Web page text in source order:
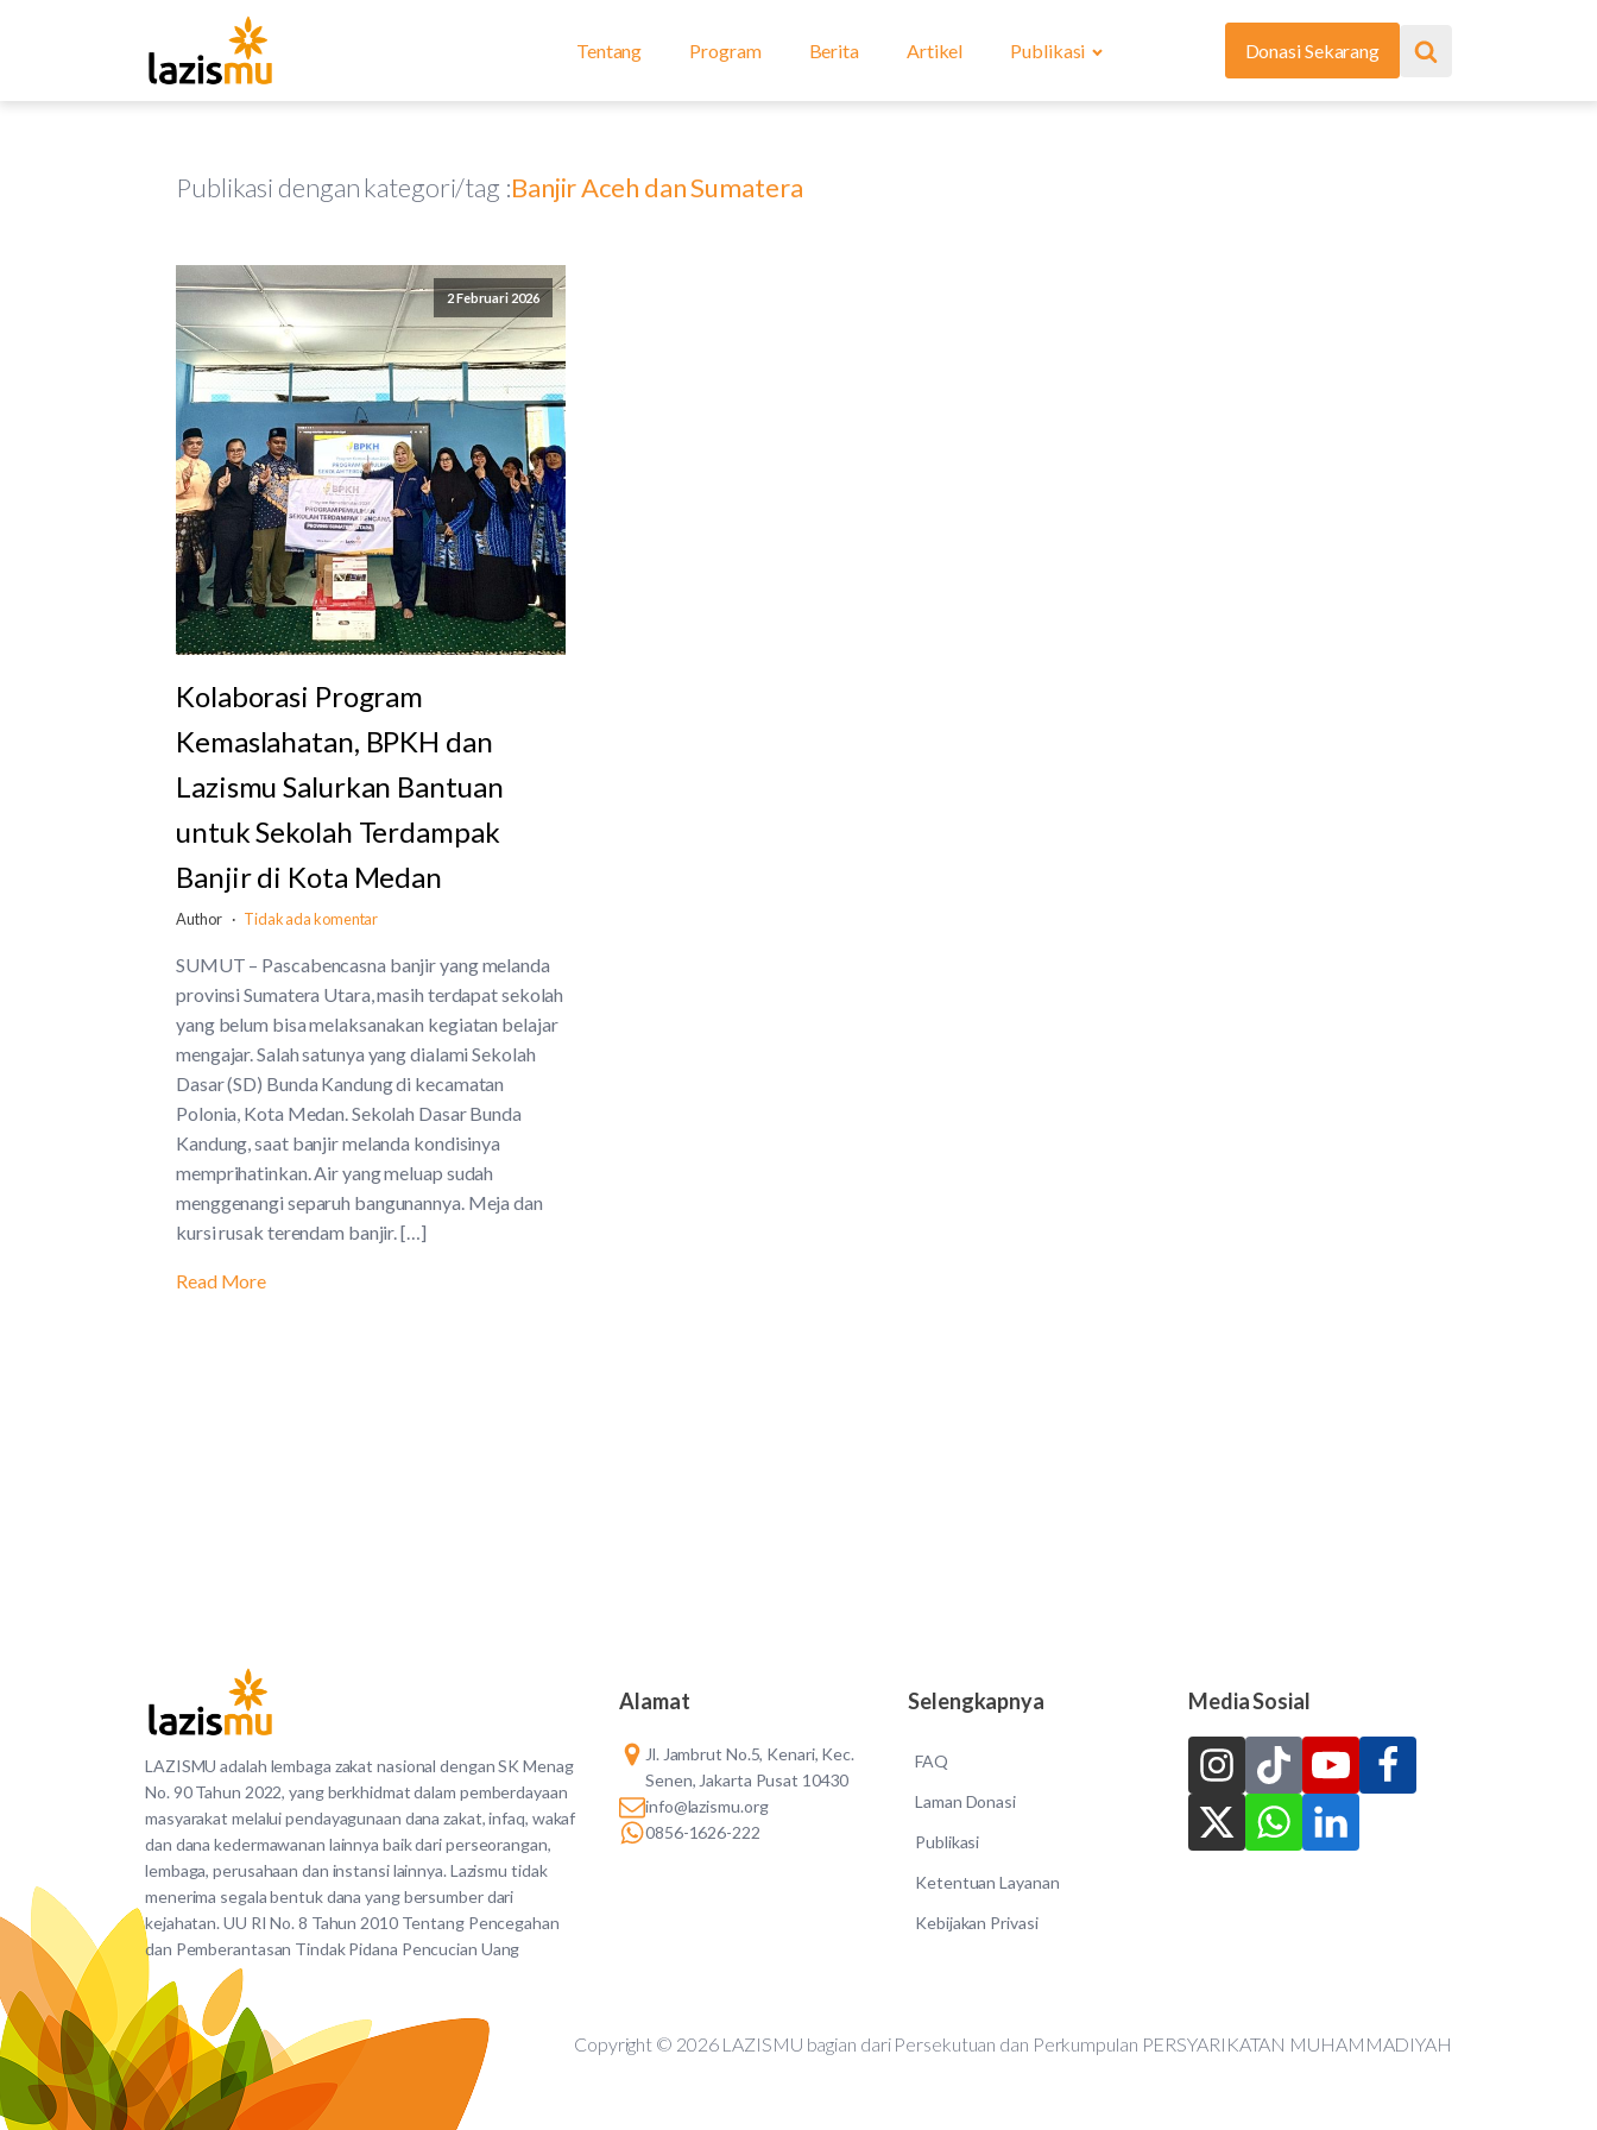
Tentang Program Berita Artikel Publikasi Donasi Sekarang
Publikasi dengan kategori/tag :Banjir Aceh dan Sumatera
2 Februari 2026
Kolaborasi Program
Kemaslahatan, BPKH dan
Lazismu Salurkan Bantuan
untuk Sekolah Terdampak
Banjir di Kota Medan
Author Tidak ada komentar
SUMUT – Pascabencasna banjir yang melanda
provinsi Sumatera Utara, masih terdapat sekolah
yang belum bisa melaksanakan kegiatan belajar
mengajar. Salah satunya yang dialami Sekolah
Dasar (SD) Bunda Kandung di kecamatan
Polonia, Kota Medan. Sekolah Dasar Bunda
Kandung, saat banjir melanda kondisinya
memprihatinkan. Air yang meluap sudah
menggenangi separuh bangunannya. Meja dan
kursi rusak terendam banjir. […]
Read More
LAZISMU adalah lembaga zakat nasional dengan SK Menag
No. 90 Tahun 2022, yang berkhidmat dalam pemberdayaan
masyarakat melalui pendayagunaan dana zakat, infaq, wakaf
dan dana kedermawanan lainnya baik dari perseorangan,
lembaga, perusahaan dan instansi lainnya. Lazismu tidak
menerima segala bentuk dana yang bersumber dari
kejahatan. UU RI No. 8 Tahun 2010 Tentang Pencegahan
dan Pemberantasan Tindak Pidana Pencucian Uang
Alamat
Jl. Jambrut No.5, Kenari, Kec.
Senen, Jakarta Pusat 10430
info@lazismu.org
0856-1626-222
Selengkapnya
FAQ
Laman Donasi
Publikasi
Ketentuan Layanan
Kebijakan Privasi
Media Sosial
Copyright © 2026 LAZISMU bagian dari Persekutuan dan Perkumpulan PERSYARIKATAN MUHAMMADIYAH